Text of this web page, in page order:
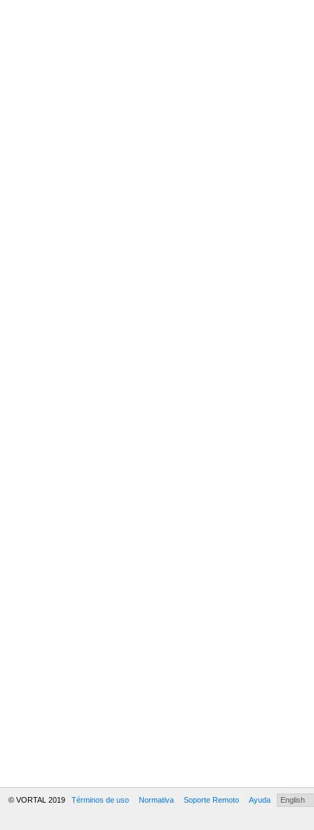
© VORTAL 2019 Términos de uso Normativa Soporte Remoto Ayuda